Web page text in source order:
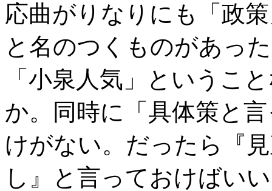
応曲がりなりにも「政
と名のつくものがあっ
「小泉人気」というこ
か。同時に「具体策と
けがない。だったら『
し』と言っておけばい